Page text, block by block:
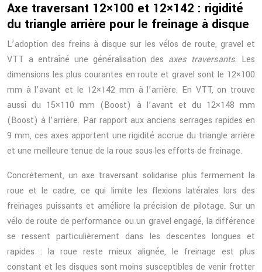
Axe traversant 12×100 et 12×142 : rigidité
du triangle arrière pour le freinage à disque
L’adoption des freins à disque sur les vélos de route, gravel et
VTT a entraîné une généralisation des axes traversants. Les
dimensions les plus courantes en route et gravel sont le 12×100
mm à l’avant et le 12×142 mm à l’arrière. En VTT, on trouve
aussi du 15×110 mm (Boost) à l’avant et du 12×148 mm
(Boost) à l’arrière. Par rapport aux anciens serrages rapides en
9 mm, ces axes apportent une rigidité accrue du triangle arrière
et une meilleure tenue de la roue sous les efforts de freinage.
Concrètement, un axe traversant solidarise plus fermement la
roue et le cadre, ce qui limite les flexions latérales lors des
freinages puissants et améliore la précision de pilotage. Sur un
vélo de route de performance ou un gravel engagé, la différence
se ressent particulièrement dans les descentes longues et
rapides : la roue reste mieux alignée, le freinage est plus
constant et les disques sont moins susceptibles de venir frotter